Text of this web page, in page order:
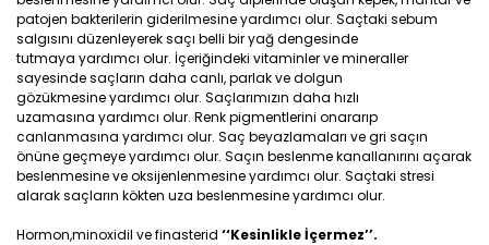
patojen bakterilerin giderilmesine yardımcı olur. Saçtaki sebum
salgısını düzenleyerek saçı belli bir yağ dengesinde
tutmaya yardımcı olur. İçeriğindeki vitaminler ve mineraller
sayesinde saçların daha canlı, parlak ve dolgun
gözükmesine yardımcı olur. Saçlarımızın daha hızlı
uzamasına yardımcı olur. Renk pigmentlerini onararıp
canlanmasına yardımcı olur. Saç beyazlamaları ve gri saçın
önüne geçmeye yardımcı olur. Saçın beslenme kanallanırını açarak
beslenmesine ve oksijenlenmesine yardımcı olur. Saçtaki stresi
alarak saçların kökten uza beslenmesine yardımcı olur.
Hormon,minoxidil ve finasterid ‘‘Kesinlikle İçermez’’.